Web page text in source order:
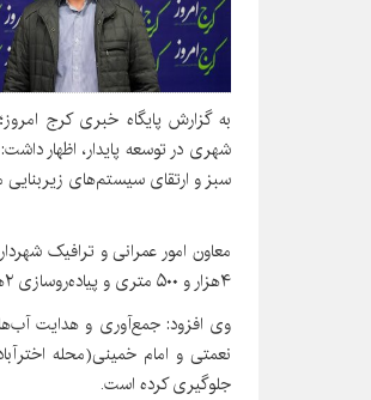
به گزارش پایگاه خبری کرج
شهری در توسعه پایدار، اظهار
سبز و ارتقای سیستم‌های زیربنایی منطقه ۴ انجام
۴هزار و ۵۰۰ متری و پیاده‌روسازی ۲هزار و ۲۵۰ مترمربع در برخی از خیابان‌های منطقه بوده است.
جلوگیری کرده است.